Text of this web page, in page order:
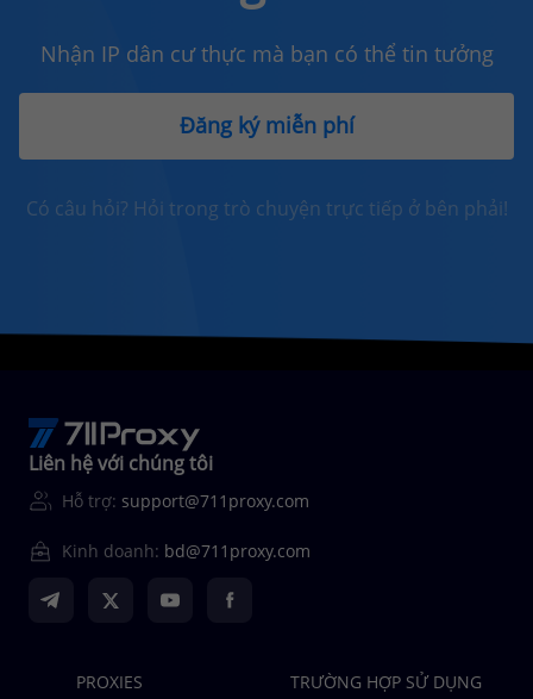
Nhận IP dân cư thực mà bạn có thể tin tưởng
Đăng ký miễn phí
Có câu hỏi? Hỏi trong trò chuyện trực tiếp ở bên phải!
Liên hệ với chúng tôi
Hỗ trợ: support@711proxy.com
Kinh doanh: bd@711proxy.com
PROXIES
TRƯỜNG HỢP SỬ DỤNG